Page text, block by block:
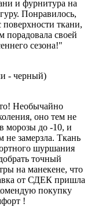
и фурнитура на
Понравилось,
поверхности ткани,
порадовала своей
сезона!"
- черный)
Необычайно
оно тем не
морозы до -10, и
не замерзла. Ткань
шуршания
точный
на манекене, что
от СДЕК пришла
покупку
!